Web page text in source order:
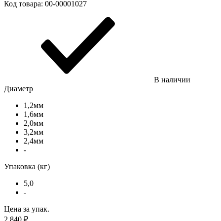
Код товара: 00-00001027
В наличии
Диаметр
1,2мм
1,6мм
2,0мм
3,2мм
2,4мм
-
Упаковка (кг)
5,0
-
Цена за упак.
2 840 ₽